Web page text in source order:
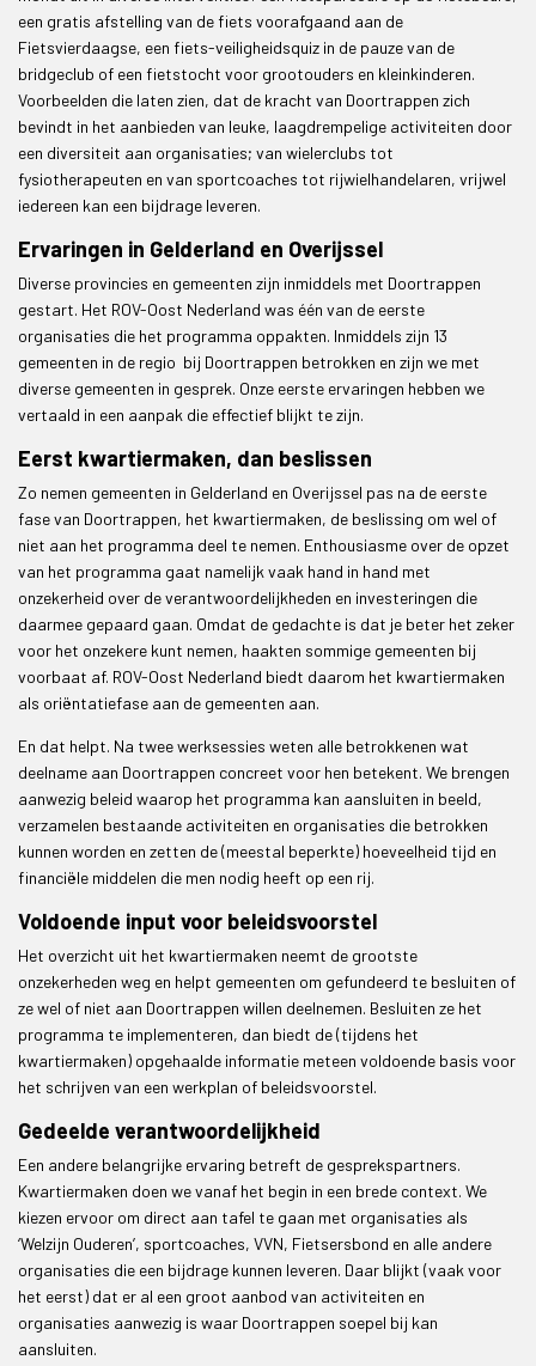
een gratis afstelling van de fiets voorafgaand aan de
Fietsvierdaagse, een fiets-veiligheidsquiz in de pauze van de
bridgeclub of een fietstocht voor grootouders en kleinkinderen.
Voorbeelden die laten zien, dat de kracht van Doortrappen zich
bevindt in het aanbieden van leuke, laagdrempelige activiteiten door
een diversiteit aan organisaties; van wielerclubs tot
fysiotherapeuten en van sportcoaches tot rijwielhandelaren, vrijwel
iedereen kan een bijdrage leveren.
Ervaringen in Gelderland en Overijssel
Diverse provincies en gemeenten zijn inmiddels met Doortrappen
gestart. Het ROV-Oost Nederland was één van de eerste
organisaties die het programma oppakten. Inmiddels zijn 13
gemeenten in de regio bij Doortrappen betrokken en zijn we met
diverse gemeenten in gesprek. Onze eerste ervaringen hebben we
vertaald in een aanpak die effectief blijkt te zijn.
Eerst kwartiermaken, dan beslissen
Zo nemen gemeenten in Gelderland en Overijssel pas na de eerste
fase van Doortrappen, het kwartiermaken, de beslissing om wel of
niet aan het programma deel te nemen. Enthousiasme over de opzet
van het programma gaat namelijk vaak hand in hand met
onzekerheid over de verantwoordelijkheden en investeringen die
daarmee gepaard gaan. Omdat de gedachte is dat je beter het zeker
voor het onzekere kunt nemen, haakten sommige gemeenten bij
voorbaat af. ROV-Oost Nederland biedt daarom het kwartiermaken
als oriëntatiefase aan de gemeenten aan.
En dat helpt. Na twee werksessies weten alle betrokkenen wat
deelname aan Doortrappen concreet voor hen betekent. We brengen
aanwezig beleid waarop het programma kan aansluiten in beeld,
verzamelen bestaande activiteiten en organisaties die betrokken
kunnen worden en zetten de (meestal beperkte) hoeveelheid tijd en
financiële middelen die men nodig heeft op een rij.
Voldoende input voor beleidsvoorstel
Het overzicht uit het kwartiermaken neemt de grootste
onzekerheden weg en helpt gemeenten om gefundeerd te besluiten of
ze wel of niet aan Doortrappen willen deelnemen. Besluiten ze het
programma te implementeren, dan biedt de (tijdens het
kwartiermaken) opgehaalde informatie meteen voldoende basis voor
het schrijven van een werkplan of beleidsvoorstel.
Gedeelde verantwoordelijkheid
Een andere belangrijke ervaring betreft de gesprekspartners.
Kwartiermaken doen we vanaf het begin in een brede context. We
kiezen ervoor om direct aan tafel te gaan met organisaties als
‘Welzijn Ouderen’, sportcoaches, VVN, Fietsersbond en alle andere
organisaties die een bijdrage kunnen leveren. Daar blijkt (vaak voor
het eerst) dat er al een groot aanbod van activiteiten en
organisaties aanwezig is waar Doortrappen soepel bij kan
aansluiten.